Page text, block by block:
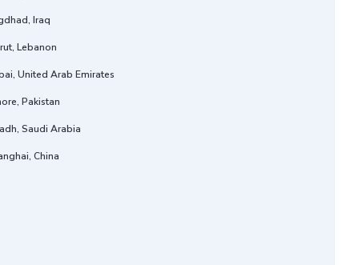
Iraq
Lebanon
United Arab Emirates
Pakistan
Saudi Arabia
China